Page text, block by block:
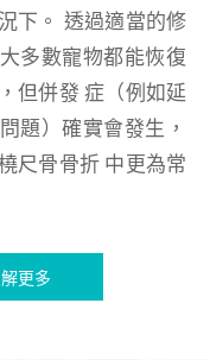
下。 透過適當的修
多數寵物都能恢復
但併發 症（例如延
題）確實會發生，
尺骨骨折 中更為常
更多